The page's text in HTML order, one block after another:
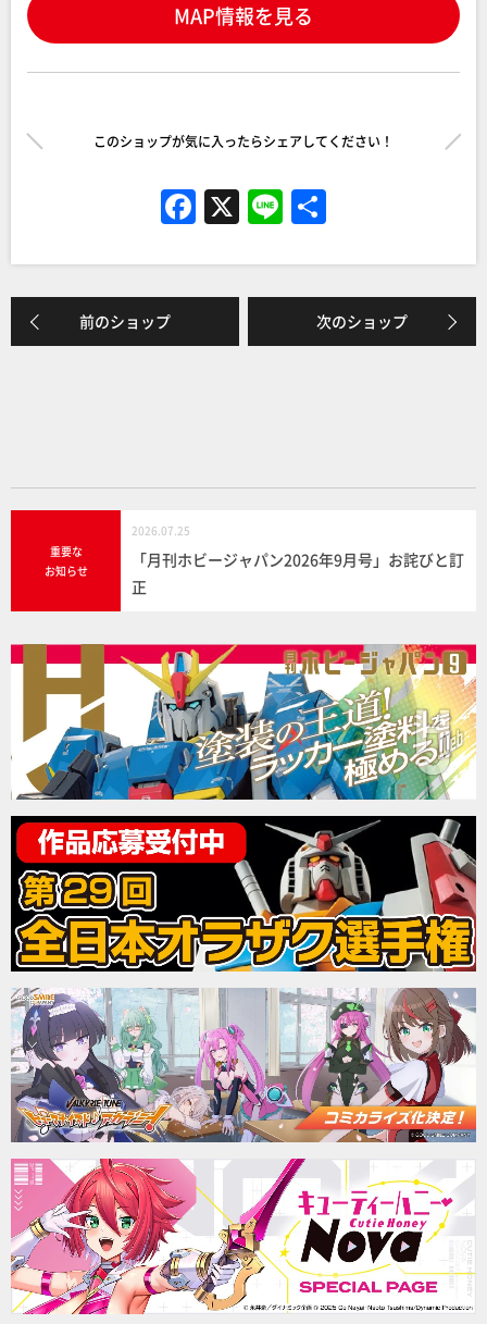
MAP情報を見る
このショップが気に入ったらシェアしてください！
F
a
c
e
b
X Li
n
e
前のショップ 次のショップ
重要な
お知らせ
2026.07.25
「月刊ホビージャパン2026年9月号」お詫びと訂
正